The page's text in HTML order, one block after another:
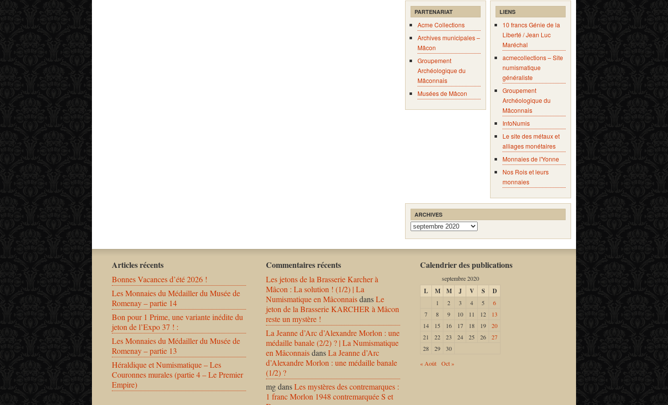
PARTENARIAT
Acme Collections
Archives municipales –
Mâcon
Groupement
Archéologique du
Mâconnais
Musées de Mâcon
LIENS
10 francs Génie de la
Liberté / Jean Luc
Maréchal
acmecollections – Site
numismatique
généraliste
Groupement
Archéologique du
Mâconnais
InfoNumis
Le site des métaux et
alliages monétaires
Monnaies de l'Yonne
Nos Rois et leurs
monnaies
ARCHIVES
Archives
Articles récents
Bonnes Vacances d’été 2026 !
Les Monnaies du Médailler du Musée de
Romenay – partie 14
Bon pour 1 Prime, une variante inédite du
jeton de l’Expo 37 ! :
Les Monnaies du Médailler du Musée de
Romenay – partie 13
Héraldique et Numismatique – Les
Couronnes murales (partie 4 – Le Premier
Empire)
Commentaires récents
Les jetons de la Brasserie Karcher à
Mâcon : La solution ! (1/2) | La
Numismatique en MâconnaisdansLe
jeton de la Brasserie KARCHER à Mâcon
reste un mystère !
La Jeanne d’Arc d’Alexandre Morlon : une
médaille banale (2/2) ? | La Numismatique
en MâconnaisdansLa Jeanne d’Arc
d’Alexandre Morlon : une médaille banale
(1/2) ?
mgdansLes mystères des contremarques :
1 franc Morlon 1948 contremarquée S et
Calendrier des publications
septembre 2020
L M M J V S D
1 2 3 4 5
6
7
8 9 10 11 12
13
14
15 16 17 18 19
20
21
22 23 24 25 26
27
28
29
30
« Août
Oct »